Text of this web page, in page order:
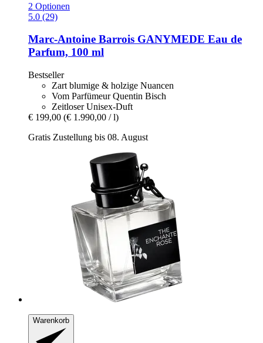
2 Optionen
5.0 (29)
Marc-Antoine Barrois GANYMEDE Eau de
Parfum, 100 ml
Bestseller
Zart blumige & holzige Nuancen
Vom Parfümeur Quentin Bisch
Zeitloser Unisex-Duft
€ 199,00 (€ 1.990,00 / l)
Gratis Zustellung bis 08. August
Warenkorb